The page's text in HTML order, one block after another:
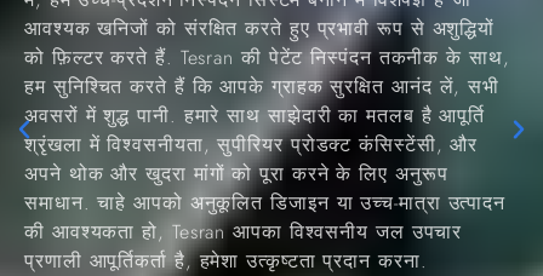
आवश्यक खनिजों को संरक्षित करते हुए प्रभावी रूप से अशुद्धियों
को फ़िल्टर करते हैं. Tesran की पेटेंट निस्पंदन तकनीक के साथ,
हम सुनिश्चित करते हैं कि आपके ग्राहक सुरक्षित आनंद लें, सभी
अवसरों में शुद्ध पानी. हमारे साथ साझेदारी का मतलब है आपूर्ति
श्रृंखला में विश्वसनीयता, सुपीरियर प्रोडक्ट कंसिस्टेंसी, और
अपने थोक और खुदरा मांगों को पूरा करने के लिए अनुरूप
समाधान. चाहे आपको अनुकूलित डिजाइन या उच्च-मात्रा उत्पादन
की आवश्यकता हो, Tesran आपका विश्वसनीय जल उपचार
प्रणाली आपूर्तिकर्ता है, हमेशा उत्कृष्टता प्रदान करना.